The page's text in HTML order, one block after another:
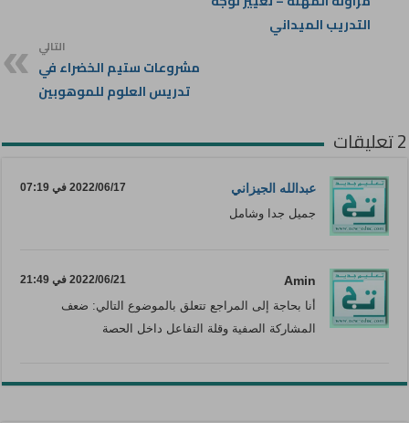
التدريب الميداني
التالي
مشروعات ستيم الخضراء في
تدريس العلوم للموهوبين
2 تعليقات
عبدالله الجيزاني 2022/06/17 في 07:19
جميل جدا وشامل
Amin 2022/06/21 في 21:49
أنا بحاجة إلى المراجع تتعلق بالموضوع التالي: ضعف
المشاركة الصفية وقلة التفاعل داخل الحصة